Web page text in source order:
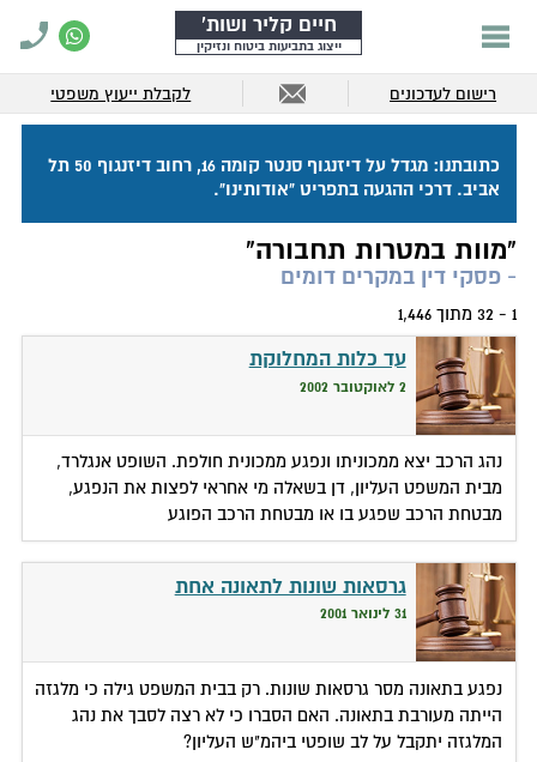
חיים קליר ושות'
ייצוג בתביעות ביטוח ונזיקין
רישום לעדכונים לקבלת ייעוץ משפטי
כתובתנו: מגדל על דיזנגוף סנטר קומה 16, רחוב דיזנגוף 50 תל
אביב. דרכי ההגעה בתפריט "אודותינו".
"מוות במטרות תחבורה"
- פסקי דין במקרים דומים
1 - 32 מתוך 1,446
עד כלות המחלוקת
2 לאוקטובר 2002
נהג הרכב יצא ממכוניתו ונפגע ממכונית חולפת. השופט אנגלרד,
מבית המשפט העליון, דן בשאלה מי אחראי לפצות את הנפגע,
מבטחת הרכב שפגע בו או מבטחת הרכב הפוגע
גרסאות שונות לתאונה אחת
31 לינואר 2001
נפגע בתאונה מסר גרסאות שונות. רק בבית המשפט גילה כי מלגזה
הייתה מעורבת בתאונה. האם הסברו כי לא רצה לסבך את נהג
המלגזה יתקבל על לב שופטי ביהמ"ש העליון?